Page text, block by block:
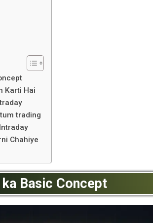
Karti Hai
trading
Chahiye
Basic Concept